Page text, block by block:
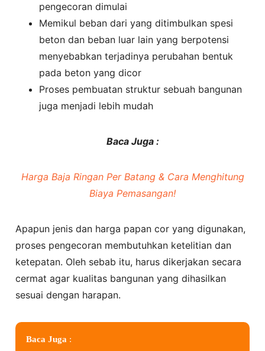
pengecoran dimulai
Memikul beban dari yang ditimbulkan spesi
beton dan beban luar lain yang berpotensi
menyebabkan terjadinya perubahan bentuk
pada beton yang dicor
Proses pembuatan struktur sebuah bangunan
juga menjadi lebih mudah
Baca Juga :
Harga Baja Ringan Per Batang & Cara Menghitung
Biaya Pemasangan!
Apapun jenis dan harga papan cor yang digunakan,
proses pengecoran membutuhkan ketelitian dan
ketepatan. Oleh sebab itu, harus dikerjakan secara
cermat agar kualitas bangunan yang dihasilkan
sesuai dengan harapan.
Baca Juga :